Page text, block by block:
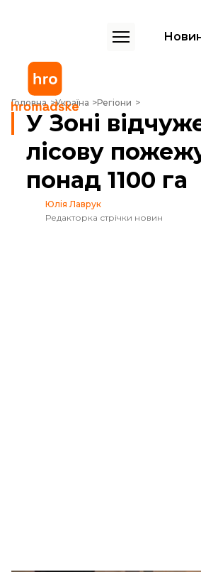
Головна Україна Регіони
У Зоні відчуження ліквідовують
У Зоні
лісову
понад 1100 га
Юлія Лаврук
Редакторка стрічки новин